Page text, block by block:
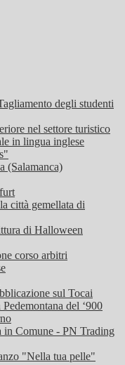
degli studenti
nel settore turistico
in lingua inglese
(Salamanca)
città gemellata di
di Halloween
corso arbitri
sul Tocai
del ‘900
in Comune - PN Trading
"Nella tua pelle"